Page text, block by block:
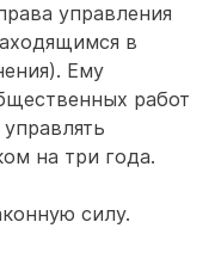
управления
в
Ему
работ
на три года.
силу.